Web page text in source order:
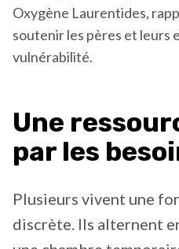
Oxygène Laurentides,
soutenir les pères et leurs
vulnérabilité.
Une
par les
Plusieurs vivent une
discrète. Ils alternent